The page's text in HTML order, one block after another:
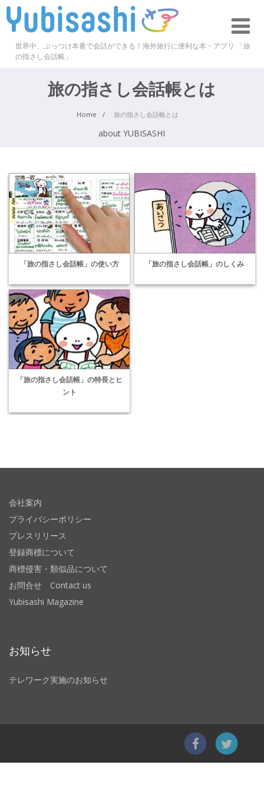
世界中、ぶっつけ本番で会話ができる！海外旅行に便利な本・アプリ 「旅
の指さし会話帳」
旅の指さし会話帳とは
Home 旅の指さし会話帳とは
about YUBISASHI
「旅の指さし会話帳」の使い方 「旅の指さし会話帳」のしくみ
「旅の指さし会話帳」の特長とヒ
ント
会社案内
プライバシーポリシー
プレスリリース
登録商標について
商標侵害・類似品について
お問合せ Contact us
Yubisashi Magazine
お知らせ
テレワーク実施のお知らせ